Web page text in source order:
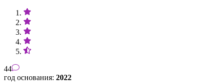
44
год основания: 2022